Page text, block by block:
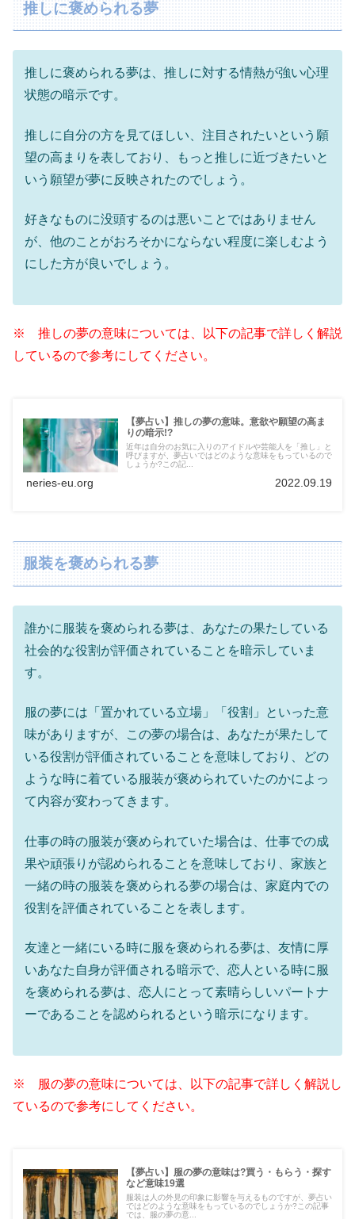
推しに褒められる夢
推しに褒められる夢は、推しに対する情熱が強い心理
状態の暗示です。
推しに自分の方を見てほしい、注目されたいという願
望の高まりを表しており、もっと推しに近づきたいと
いう願望が夢に反映されたのでしょう。
好きなものに没頭するのは悪いことではありません
が、他のことがおろそかにならない程度に楽しむよう
にした方が良いでしょう。
※ 推しの夢の意味については、以下の記事で詳しく解説
しているので参考にしてください。
【夢占い】推しの夢の意味。意欲や願望の高ま
りの暗示!?
近年は自分のお気に入りのアイドルや芸能人を「推し」と
呼びますが、夢占いではどのような意味をもっているので
しょうか?この記...
neries-eu.org 2022.09.19
服装を褒められる夢
誰かに服装を褒められる夢は、あなたの果たしている
社会的な役割が評価されていることを暗示していま
す。
服の夢には「置かれている立場」「役割」といった意
味がありますが、この夢の場合は、あなたが果たして
いる役割が評価されていることを意味しており、どの
ような時に着ている服装が褒められていたのかによっ
て内容が変わってきます。
仕事の時の服装が褒められていた場合は、仕事での成
果や頑張りが認められることを意味しており、家族と
一緒の時の服装を褒められる夢の場合は、家庭内での
役割を評価されていることを表します。
友達と一緒にいる時に服を褒められる夢は、友情に厚
いあなた自身が評価される暗示で、恋人といる時に服
を褒められる夢は、恋人にとって素晴らしいパートナ
ーであることを認められるという暗示になります。
※ 服の夢の意味については、以下の記事で詳しく解説し
ているので参考にしてください。
【夢占い】服の夢の意味は?買う・もらう・探す
など意味19選
服装は人の外見の印象に影響を与えるものですが、夢占い
ではどのような意味をもっているのでしょうか?この記事
では、服の夢の意...